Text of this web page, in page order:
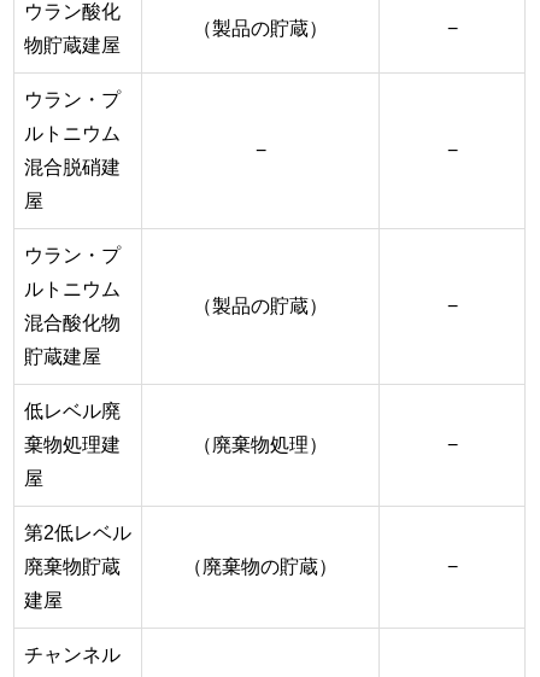
ウラン酸化
物貯蔵建屋
（製品の貯蔵） −
ウラン・プ
ルトニウム
混合脱硝建
屋
− −
ウラン・プ
ルトニウム
混合酸化物
貯蔵建屋
（製品の貯蔵） −
低レベル廃
棄物処理建
屋
（廃棄物処理） −
第2低レベル
廃棄物貯蔵
建屋
（廃棄物の貯蔵） −
チャンネル